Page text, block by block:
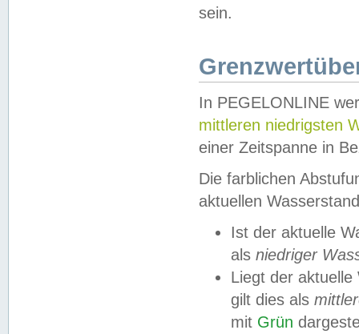
sein.
In PEGELONLINE
mittleren niedrigsten
einer Zeitspanne in
Die farblichen
aktuellen
Ist der aktuelle
als niedriger
Liegt der
gilt dies als
mit Grün